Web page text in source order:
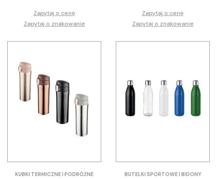
Zapytaj o cenę
Zapytaj o znakowanie
Zapytaj o cenę
Zapytaj o znakowanie
KUBKI TERMICZNE I PODRÓŻNE BUTELKI SPORTOWE I BIDONY